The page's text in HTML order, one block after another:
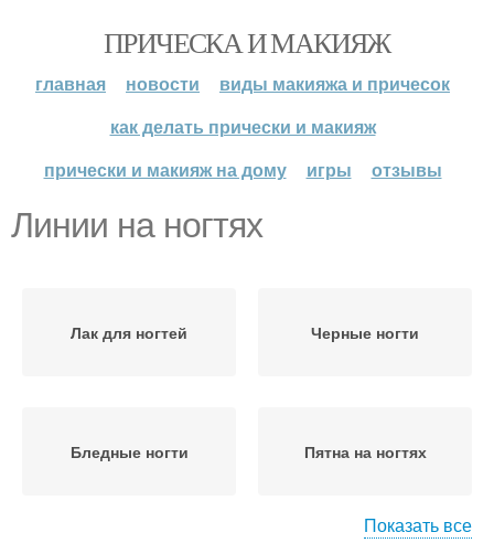
ПРИЧЕСКА И МАКИЯЖ
главная новости
виды макияжа и причесок
как делать прически и макияж
прически и макияж на дому
игры отзывы
Линии на ногтях
Лак для ногтей Черные ногти
Бледные ногти Пятна на ногтях
Показать все